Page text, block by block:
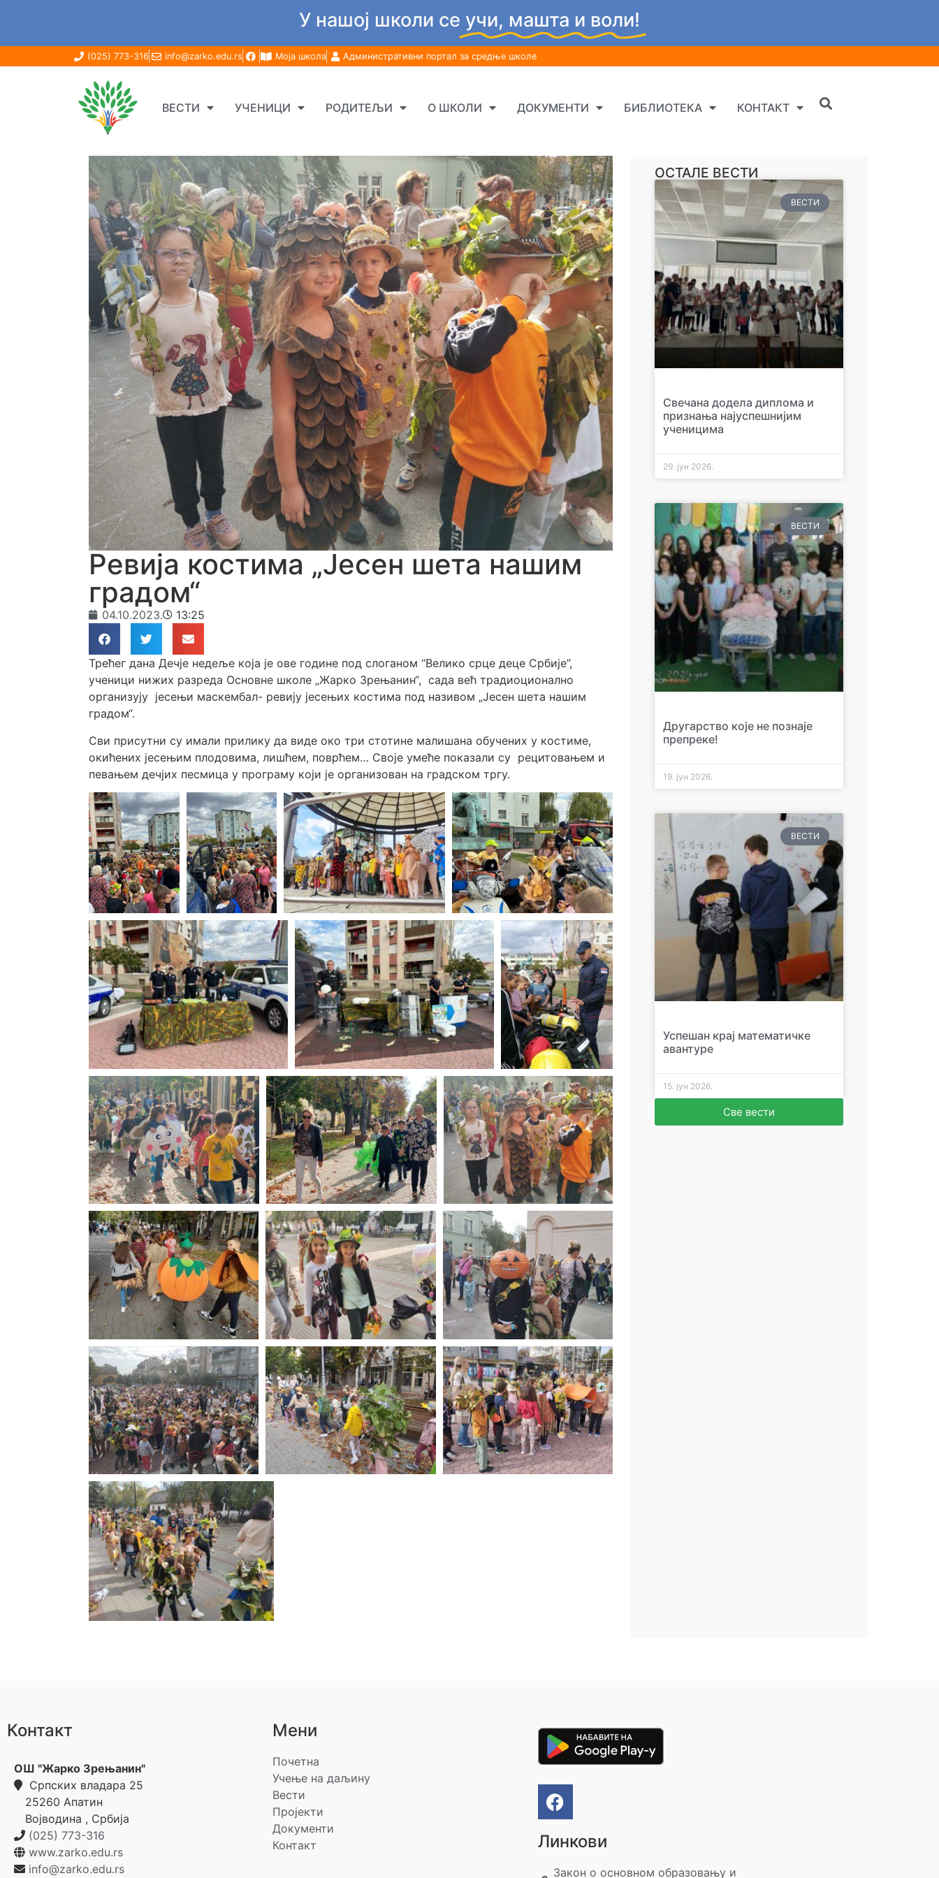
У нашој школи се учи, машта и воли!
(025) 773-316 info@zarko.edu.rs Моја школа Административни портал за средње школе
ВЕСТИ УЧЕНИЦИ РОДИТЕЉИ О ШКОЛИ ДОКУМЕНТИ БИБЛИОТЕКА КОНТАКТ
Ревија костима „Јесен шета нашим
градом“
04.10.2023. 13:25
Трећег дана Дечје недеље која је ове године под слоганом “Велико срце деце Србије”,
ученици нижих разреда Основне школе „Жарко Зрењанин“, сада већ традиоционално
организују јесењи маскембал- ревију јесењих костима под називом „Јесен шета нашим
градом“.
Сви присутни су имали прилику да виде око три стотине малишана обучених у костиме,
окићених јесењим плодовима, лишћем, поврћем… Своје умеће показали су рецитовањем и
певањем дечјих песмица у програму који је организован на градском тргу.
ОСТАЛЕ ВЕСТИ
ВЕСТИ
Свечана додела диплома и
признања најуспешнијим
ученицима
29. јун 2026.
ВЕСТИ
Другарство које не познаје
препреке!
19. јун 2026.
ВЕСТИ
Успешан крај математичке
авантуре
15. јун 2026.
Све вести
Контакт
ОШ "Жарко Зрењанин"
Српских владара 25
25260 Апатин
Војводина , Србија
(025) 773-316
www.zarko.edu.rs
info@zarko.edu.rs
Мени
Почетна
Учење на даљину
Вести
Пројекти
Документи
Контакт
Линкови
Закон о основном образовању и